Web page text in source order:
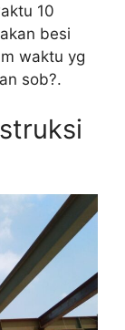
10
besi
waktu yg
sob?.